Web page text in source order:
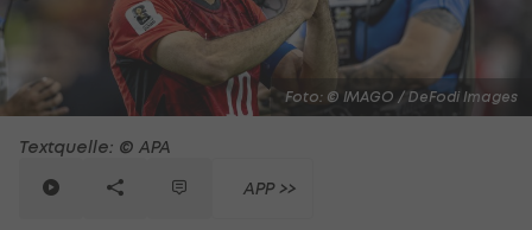
Foto: © IMAGO / DeFodi Images
Textquelle: © APA
APP >>